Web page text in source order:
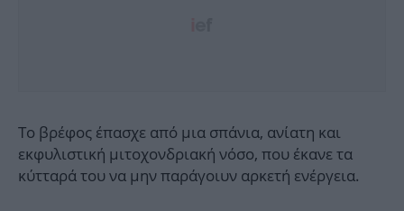
Το βρέφος έπασχε από μια σπάνια, ανίατη και
εκφυλιστική μιτοχονδριακή νόσο, που έκανε τα
κύτταρά του να μην παράγοιυν αρκετή ενέργεια.